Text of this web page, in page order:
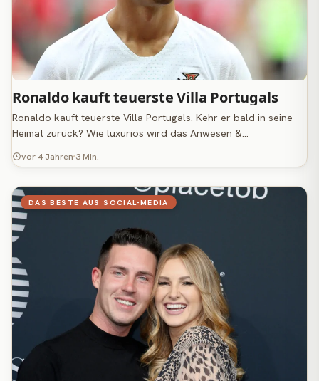
Ronaldo kauft teuerste Villa Portugals
Ronaldo kauft teuerste Villa Portugals. Kehr er bald in seine
Heimat zurück? Wie luxuriös wird das Anwesen &…
vor 4 Jahren 3 Min.
DAS BESTE AUS SOCIAL-MEDIA